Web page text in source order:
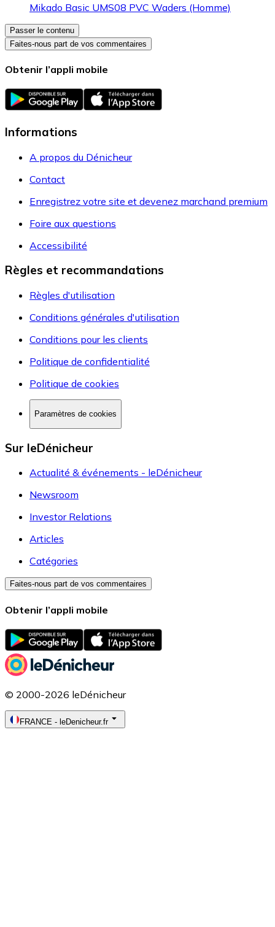
Mikado Basic UMS08 PVC Waders (Homme)
Passer le contenu
Faites-nous part de vos commentaires
Obtenir l’appli mobile
Informations
A propos du Dénicheur
Contact
Enregistrez votre site et devenez marchand premium
Foire aux questions
Accessibilité
Règles et recommandations
Règles d'utilisation
Conditions générales d'utilisation
Conditions pour les clients
Politique de confidentialité
Politique de cookies
Paramètres de cookies
Sur leDénicheur
Actualité & événements - leDénicheur
Newsroom
Investor Relations
Articles
Catégories
Faites-nous part de vos commentaires
Obtenir l’appli mobile
© 2000-2026 leDénicheur
FRANCE - leDenicheur.fr